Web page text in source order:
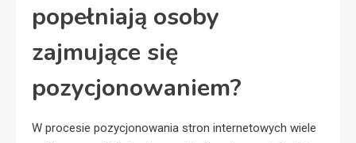
popełniają osoby
zajmujące się
pozycjonowaniem?
W procesie pozycjonowania stron internetowych wiele